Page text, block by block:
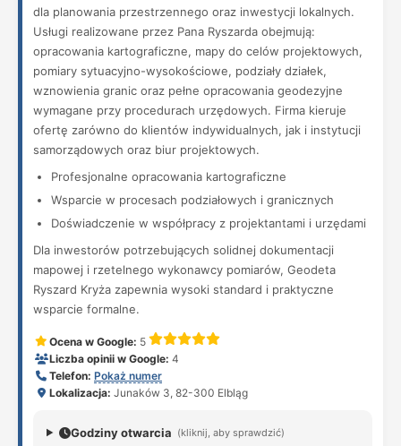
dla planowania przestrzennego oraz inwestycji lokalnych.
Usługi realizowane przez Pana Ryszarda obejmują:
opracowania kartograficzne, mapy do celów projektowych,
pomiary sytuacyjno-wysokościowe, podziały działek,
wznowienia granic oraz pełne opracowania geodezyjne
wymagane przy procedurach urzędowych. Firma kieruje
ofertę zarówno do klientów indywidualnych, jak i instytucji
samorządowych oraz biur projektowych.
Profesjonalne opracowania kartograficzne
Wsparcie w procesach podziałowych i granicznych
Doświadczenie w współpracy z projektantami i urzędami
Dla inwestorów potrzebujących solidnej dokumentacji
mapowej i rzetelnego wykonawcy pomiarów, Geodeta
Ryszard Kryża zapewnia wysoki standard i praktyczne
wsparcie formalne.
Ocena w Google: 5
Liczba opinii w Google: 4
Telefon: Pokaż numer
Lokalizacja: Junaków 3, 82-300 Elbląg
Godziny otwarcia (kliknij, aby sprawdzić)